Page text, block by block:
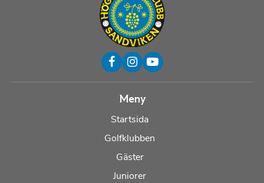
Meny
Startsida
Golfklubben
Gäster
Juniorer